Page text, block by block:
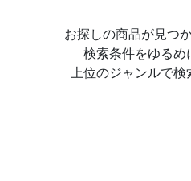
お探しの商品が見つ
検索条件をゆるめ
上位のジャンルで検